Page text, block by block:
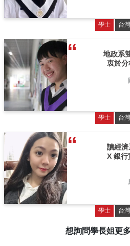
學士 台灣
地政系
衷於
學士 台灣
讀經濟
X 銀行
學士 台灣
想詢問學長姐更